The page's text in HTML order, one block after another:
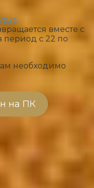
вместе с
период с 22 по
необходимо
на ПК